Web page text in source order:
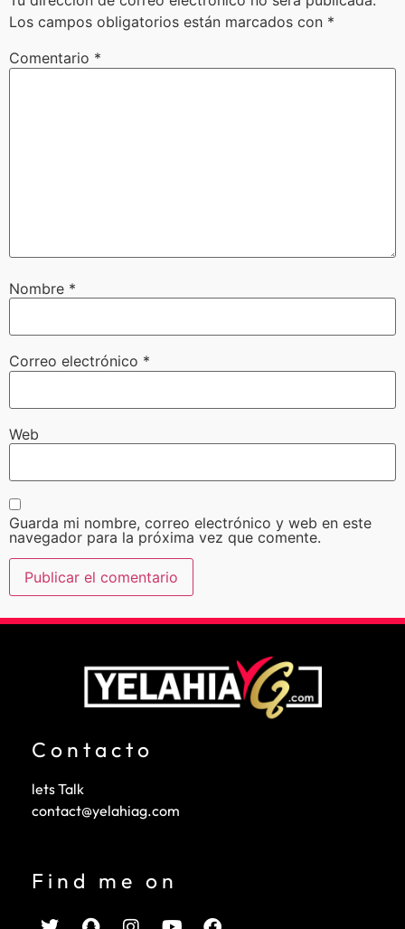
Los campos obligatorios están marcados con *
Comentario *
Nombre *
Correo electrónico *
Web
Guarda mi nombre, correo electrónico y web en este
navegador para la próxima vez que comente.
Contacto
lets Talk
contact@yelahiag.com
Find me on